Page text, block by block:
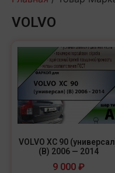
VOLVO
VOLVO XC 90
(B) 2006 — 2014
9 000 ₽